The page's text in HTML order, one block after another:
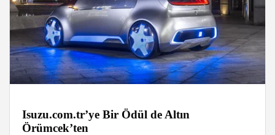
Isuzu.com.tr’ye Bir Ödül de Altın
Örümcek’ten